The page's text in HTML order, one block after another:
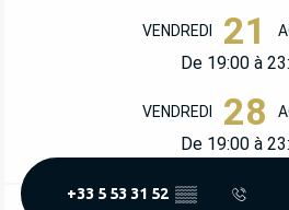
VENDREDI 21
De 19:00 à
VENDREDI 28
De 19:00 à
+33 5 53 31 52 ▒▒